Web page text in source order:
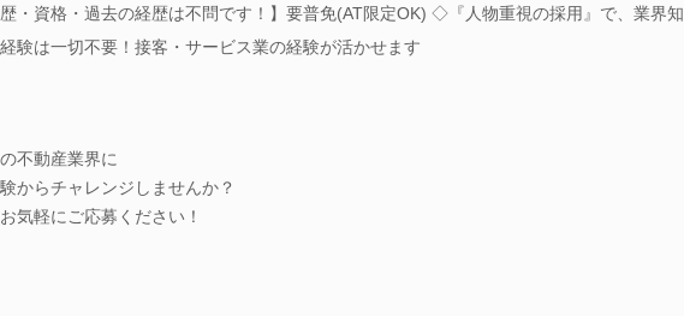
歴・資格・過去の経歴は不問です！】要普免(AT限定OK) ◇『人物重視の採用』で、業界知
験は一切不要！接客・サービス業の経験が活かせます
不動産業界に
からチャレンジしませんか？
気軽にご応募ください！